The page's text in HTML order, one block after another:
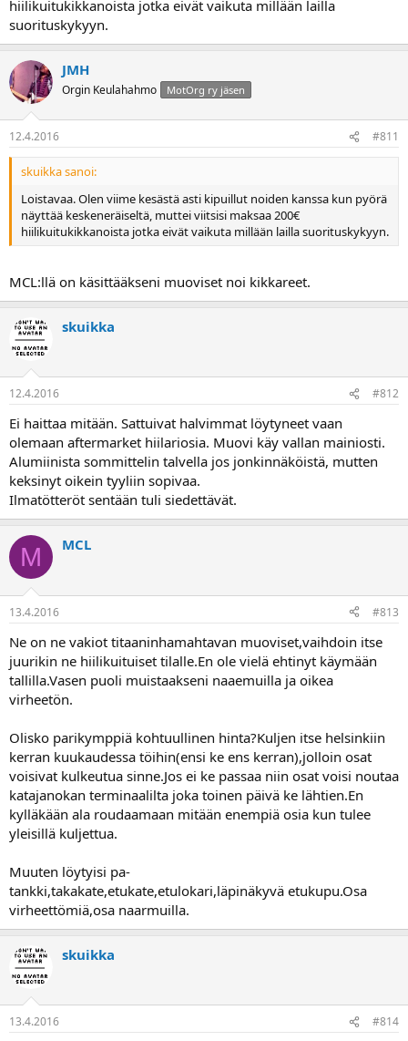
hiilikuitukikkanoista jotka eivät vaikuta millään lailla
suorituskykyyn.
JMH
Orgin Keulahahmo MotOrg ry jäsen
12.4.2016 #811
skuikka sanoi:
Loistavaa. Olen viime kesästä asti kipuillut noiden kanssa kun pyörä
näyttää keskeneräiseltä, muttei viitsisi maksaa 200€
hiilikuitukikkanoista jotka eivät vaikuta millään lailla suorituskykyyn.
MCL:llä on käsittääkseni muoviset noi kikkareet.
skuikka
12.4.2016 #812
Ei haittaa mitään. Sattuivat halvimmat löytyneet vaan
olemaan aftermarket hiilariosia. Muovi käy vallan mainiosti.
Alumiinista sommittelin talvella jos jonkinnäköistä, mutten
keksinyt oikein tyyliin sopivaa.
Ilmatötteröt sentään tuli siedettävät.
M MCL
13.4.2016 #813
Ne on ne vakiot titaaninhamahtavan muoviset,vaihdoin itse
juurikin ne hiilikuituiset tilalle.En ole vielä ehtinyt käymään
tallilla.Vasen puoli muistaakseni naaemuilla ja oikea
virheetön.
Olisko parikymppiä kohtuullinen hinta?Kuljen itse helsinkiin
kerran kuukaudessa töihin(ensi ke ens kerran),jolloin osat
voisivat kulkeutua sinne.Jos ei ke passaa niin osat voisi noutaa
katajanokan terminaalilta joka toinen päivä ke lähtien.En
kylläkään ala roudaamaan mitään enempiä osia kun tulee
yleisillä kuljettua.
Muuten löytyisi pa-
tankki,takakate,etukate,etulokari,läpinäkyvä etukupu.Osa
virheettömiä,osa naarmuilla.
skuikka
13.4.2016 #814